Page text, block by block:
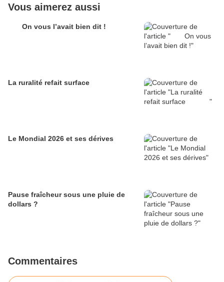
Vous aimerez aussi
On vous l’avait bien dit !
Le Mondial 2026 et ses dérives
Pause fraîcheur sous une pluie de
dollars ?
Commentaires